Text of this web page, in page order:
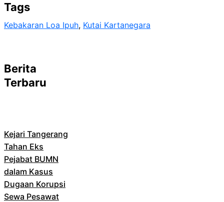
Tags
Kebakaran Loa Ipuh, Kutai Kartanegara
Berita
Terbaru
Kejari Tangerang
Tahan Eks
Pejabat BUMN
dalam Kasus
Dugaan Korupsi
Sewa Pesawat